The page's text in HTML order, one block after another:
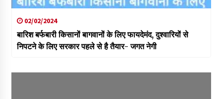
02/02/2024
बारिश बर्फबारी किसानों बागवानों के लिए फायदेमंद, दुश्वारियों से
निपटने के लिए सरकार पहले से है तैयार- जगत नेगी